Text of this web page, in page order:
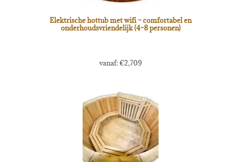
Elektrische hottub met wifi – comfortabel en
onderhoudsvriendelijk (4–8 personen)
vanaf:€2,709